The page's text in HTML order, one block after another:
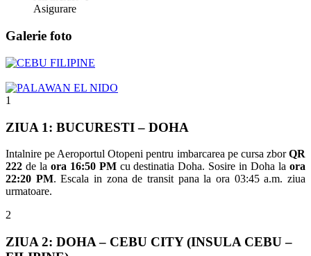
Asigurare
Galerie foto
1
ZIUA 1: BUCURESTI – DOHA
Intalnire pe Aeroportul Otopeni pentru imbarcarea pe cursa zborQR
222 de la ora 16:50 PMcu destinatia Doha. Sosire in Doha laora
22:20 PM. Escala in zona de transit pana la ora 03:45 a.m. ziua
urmatoare.
2
ZIUA 2: DOHA – CEBU CITY (INSULA CEBU –